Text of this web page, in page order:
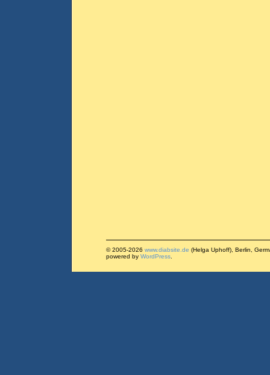
© 2005-2026 www.diabsite.de (Helga Uphoff), Berlin,
powered by WordPress.